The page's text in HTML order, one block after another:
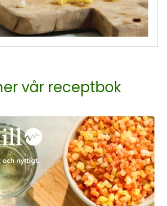
vår receptbok